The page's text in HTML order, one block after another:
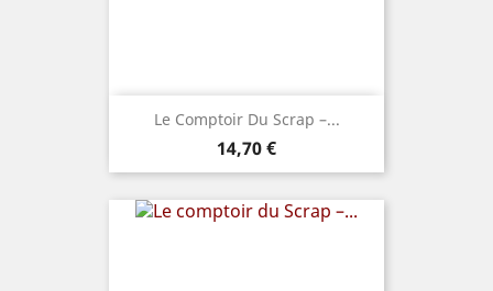
Le Comptoir Du Scrap –...
Prix
14,70 €